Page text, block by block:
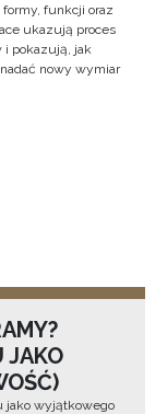
funkcji oraz
ukazują proces
i pokazują, jak
nowy wymiar
JAKO
jako wyjątkowego